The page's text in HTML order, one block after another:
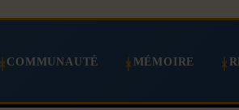
COMMUNAUTÉ MÉMOIRE